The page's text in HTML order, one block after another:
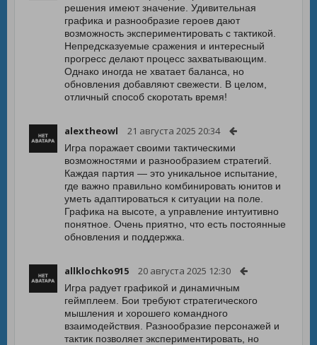
решения имеют значение. Удивительная
графика и разнообразие героев дают
возможность экспериментировать с тактикой.
Непредсказуемые сражения и интересный
прогресс делают процесс захватывающим.
Однако иногда не хватает баланса, но
обновления добавляют свежести. В целом,
отличный способ скоротать время!
alextheowl 21 августа 2025 20:34
Игра поражает своими тактическими
возможностями и разнообразием стратегий.
Каждая партия — это уникальное испытание,
где важно правильно комбинировать юнитов и
уметь адаптироваться к ситуации на поле.
Графика на высоте, а управление интуитивно
понятное. Очень приятно, что есть постоянные
обновления и поддержка.
allklochko915 20 августа 2025 12:30
Игра радует графикой и динамичным
геймплеем. Бои требуют стратегического
мышления и хорошего командного
взаимодействия. Разнообразие персонажей и
тактик позволяет экспериментировать, но